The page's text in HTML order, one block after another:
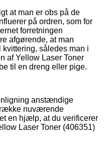
at man er obs på de
på ordren, som for
forretningen
afgørende, at man
således man i
af Yellow Laser Toner
til en dreng eller pige.
anstændige
række nuværende
en hjælp, at du verificerer
Laser Toner (406351)